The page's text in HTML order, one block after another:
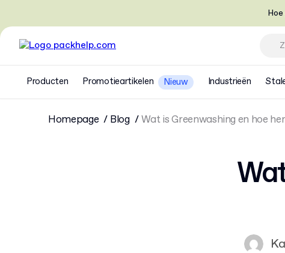
Producten Promotieartikelen Nieuw Industrieën
Homepage Blog Wat is Greenwashing en hoe